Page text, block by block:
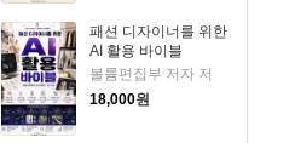
패션 디자이너를 위한
AI 활용 바이블
볼륨편집부 저자 저
18,000원